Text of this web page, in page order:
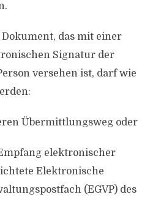
das mit einer
Signatur der
versehen ist, darf wie
Übermittlungsweg oder
elektronischer
Elektronische
(EGVP) des